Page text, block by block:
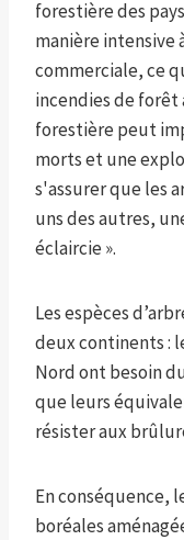
forestière des
manière intensive
commerciale, ce
incendies de
forestière peut
morts et une
s'assurer que les
uns des autres,
éclaircie ».
Les espèces
deux continents :
Nord ont besoin
que leurs
résister aux
En conséquence,
boréales